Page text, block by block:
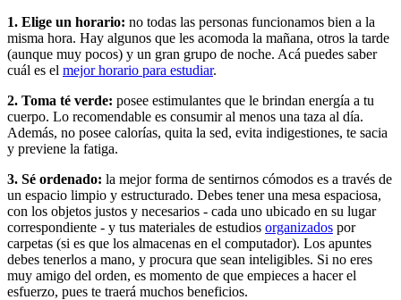
1. Elige un horario: no todas las personas funcionamos bien a la
misma hora. Hay algunos que les acomoda la mañana, otros la tarde
(aunque muy pocos) y un gran grupo de noche. Acá puedes saber
cuál es el mejor horario para estudiar.
2. Toma té verde: posee estimulantes que le brindan energía a tu
cuerpo. Lo recomendable es consumir al menos una taza al día.
Además, no posee calorías, quita la sed, evita indigestiones, te sacia
y previene la fatiga.
3. Sé ordenado: la mejor forma de sentirnos cómodos es a través de
un espacio limpio y estructurado. Debes tener una mesa espaciosa,
con los objetos justos y necesarios - cada uno ubicado en su lugar
correspondiente - y tus materiales de estudios organizados por
carpetas (si es que los almacenas en el computador). Los apuntes
debes tenerlos a mano, y procura que sean inteligibles. Si no eres
muy amigo del orden, es momento de que empieces a hacer el
esfuerzo, pues te traerá muchos beneficios.